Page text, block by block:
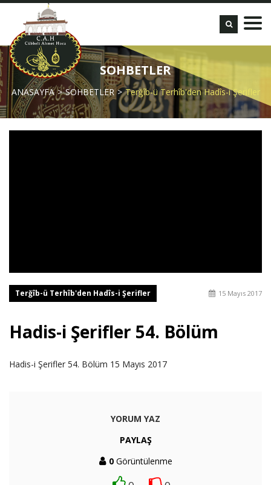
SOHBETLER
ANASAYFA SOHBETLER Terğîb-ü Terhîb'den Hadîs-i Şerifler
Terğîb-ü Terhîb'den Hadîs-i Şerifler 15 Mayıs 2017
Hadis-i Şerifler 54. Bölüm
Hadis-i Şerifler 54. Bölüm 15 Mayıs 2017
YORUM YAZ
PAYLAŞ
0Görüntülenme